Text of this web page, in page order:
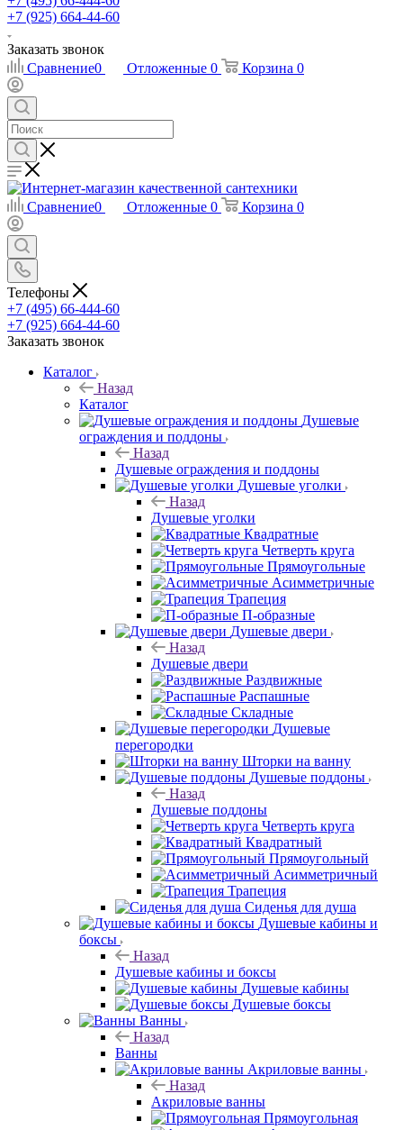
+7 (925) 664-44-60
Заказать звонок
Сравнение0 Отложенные 0 Корзина 0
Сравнение0 Отложенные 0 Корзина 0
Телефоны
+7 (495) 66-444-60
+7 (925) 664-44-60
Заказать звонок
Каталог
Назад
Каталог
Душевые
ограждения и поддоны
Назад
Душевые ограждения и поддоны
Душевые уголки
Назад
Душевые уголки
Квадратные
Четверть круга
Прямоугольные
Асимметричные
Трапеция
П-образные
Душевые двери
Назад
Душевые двери
Раздвижные
Распашные
Складные
Душевые
перегородки
Шторки на ванну
Душевые поддоны
Назад
Душевые поддоны
Четверть круга
Квадратный
Прямоугольный
Асимметричный
Трапеция
Сиденья для душа
Душевые кабины и
боксы
Назад
Душевые кабины и боксы
Душевые кабины
Душевые боксы
Ванны
Назад
Ванны
Акриловые ванны
Назад
Акриловые ванны
Прямоугольная